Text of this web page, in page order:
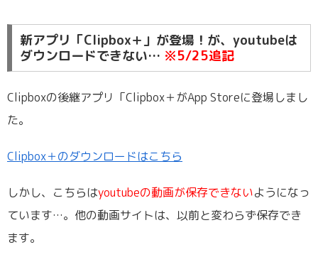
新アプリ「Clipbox＋」が登場！が、youtubeは
ダウンロードできない… ※5/25追記
Clipboxの後継アプリ「Clipbox＋がApp Storeに登場しまし
た。
Clipbox＋のダウンロードはこちら
しかし、こちらはyoutubeの動画が保存できないようになっ
ています…。他の動画サイトは、以前と変わらず保存でき
ます。